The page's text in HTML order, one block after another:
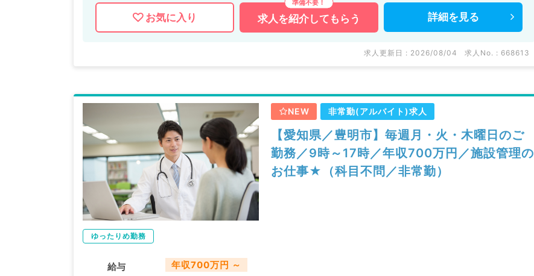
お気に入り 求人を紹介してもらう 詳細を 見る
求人更新日 : 2026/08/04 求人No. : 668613
NEW 非常勤(アルバイト)求人
【愛知県／豊明市】毎週月・火・木曜日のご
勤務／9時～17時／年収700万円／施設管理の
お仕事★（科目不問／非常勤）
ゆったりめ勤務
給与 年収700万円 ～